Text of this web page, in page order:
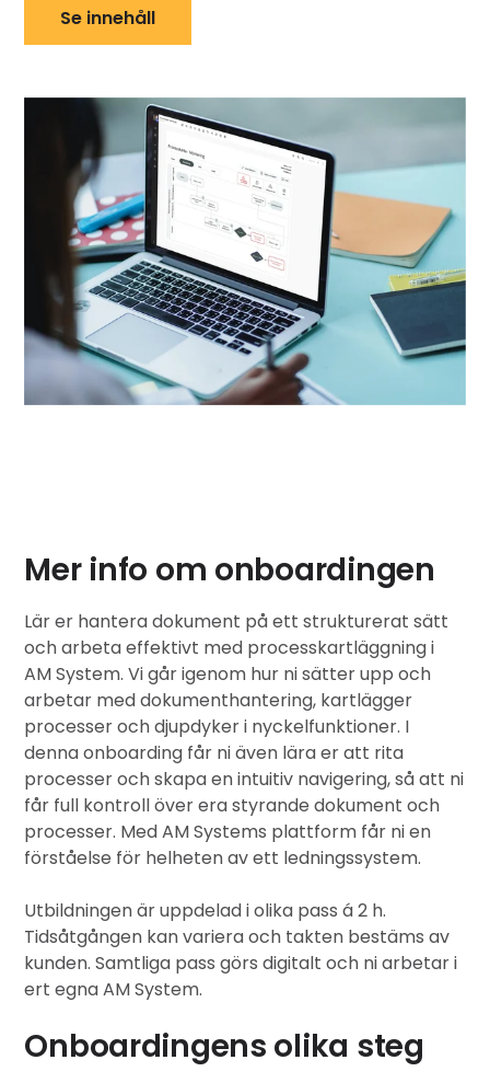
Se innehåll
Mer info om onboardingen
Lär er hantera dokument på ett strukturerat sätt
och arbeta effektivt med processkartläggning i
AM System. Vi går igenom hur ni sätter upp och
arbetar meddokumenthantering, kartlägger
processer och djupdyker i nyckelfunktioner. I
denna onboarding får ni även lära er att rita
processer och skapa en intuitiv navigering, så att ni
får full kontroll över era styrande dokument och
processer. Med AM Systems plattform får ni en
förståelse för helheten av ett ledningssystem.
Utbildningen är uppdelad i olika pass á 2 h.
Tidsåtgången kan variera och takten bestäms av
kunden. Samtliga pass görs digitalt och ni arbetar i
ert egna AM System.
Onboardingens olika steg